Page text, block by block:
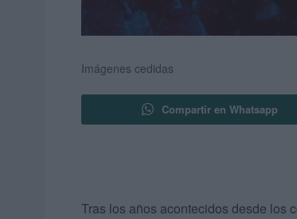
Imágenes cedidas
Compartir en Whatsapp
Tras los años acontecidos desde los